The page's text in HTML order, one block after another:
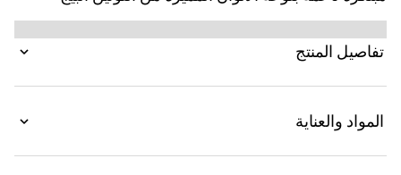
والبني.
تفاصيل المنتج
المواد والعناية